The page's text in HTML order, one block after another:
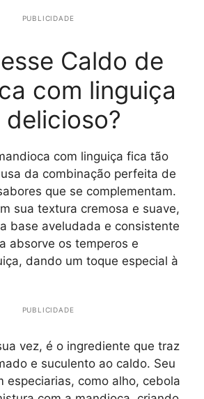
PUBLICIDADE
Caldo de
com linguiça
com linguiça fica tão
da combinação perfeita de
que se complementam.
sua textura cremosa e suave,
base aveludada e consistente
absorve os temperos e
dando um toque especial à
PUBLICIDADE
vez, é o ingrediente que traz
e suculento ao caldo. Seu
especiarias, como alho, cebola